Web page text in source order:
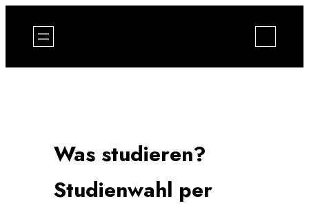
Inhalt
springen
Was studieren?
Studienwahl per